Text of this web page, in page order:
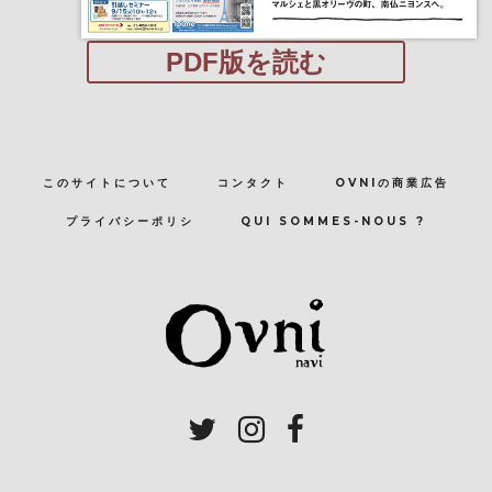
PDF版を読む
このサイトについて コンタクト OVNIの商業広告
プライバシーポリシ QUI SOMMES-NOUS ?